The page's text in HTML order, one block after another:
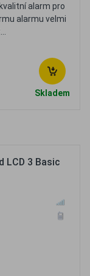
alarm pro
alarmu velmi
Skladem
LCD 3 Basic